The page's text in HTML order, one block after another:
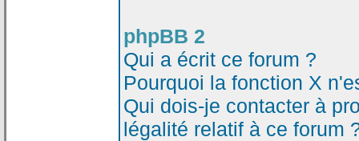
phpBB 2
Qui a écrit ce forum ?
Pourquoi la fonction X
Qui dois-je contacter à
légalité relatif à ce forum